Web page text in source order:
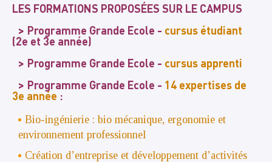
LES FORMATIONS PROPOSÉES SUR LE CAMPUS
Programme Grande Ecole - cursus étudiant
(2e et 3e année)
Programme Grande Ecole - cursus apprenti
Programme Grande Ecole - 14 expertises de
3e année :
Bio-ingénierie : bio mécanique, ergonomie et
environnement professionnel
Création d’entreprise et développement d’activités